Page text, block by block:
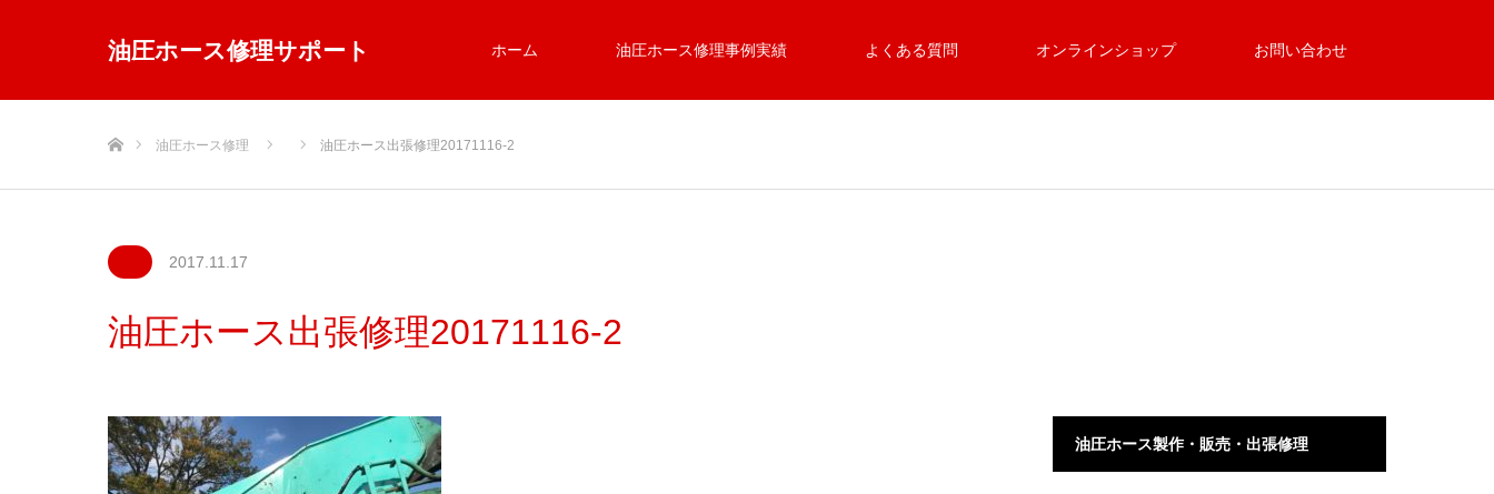
油圧ホース修理サポート ホーム 油圧ホース修理事例実績 よくある質問 オンラインショップ お問い合わせ
油圧ホース修理 油圧ホース出張修理20171116-2
2017.11.17
油圧ホース出張修理20171116-2
油圧ホース製作・販売・出張修理